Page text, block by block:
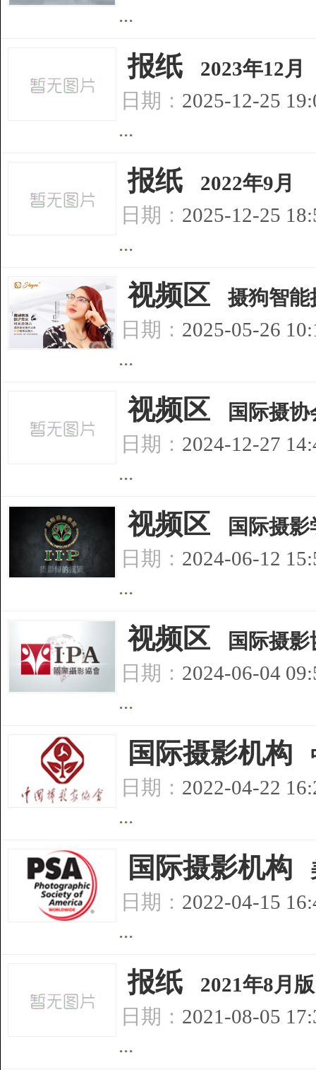
...
[报纸
2023年12月
日期： 2025-12-25
...
[报纸
2022年9月
日期： 2025-12-25
...
[视频区
摄狗智能
日期： 2025-05-26
...
[视频区
国际摄
日期： 2024-12-27
...
[视频区
国际摄
日期： 2024-06-12
...
[视频区
国际摄
日期： 2024-06-04
...
国际摄影机构
日期： 2022-04-22
...
国际摄影机构
日期： 2022-04-15
...
[报纸
2021年8月
日期： 2021-08-05
...